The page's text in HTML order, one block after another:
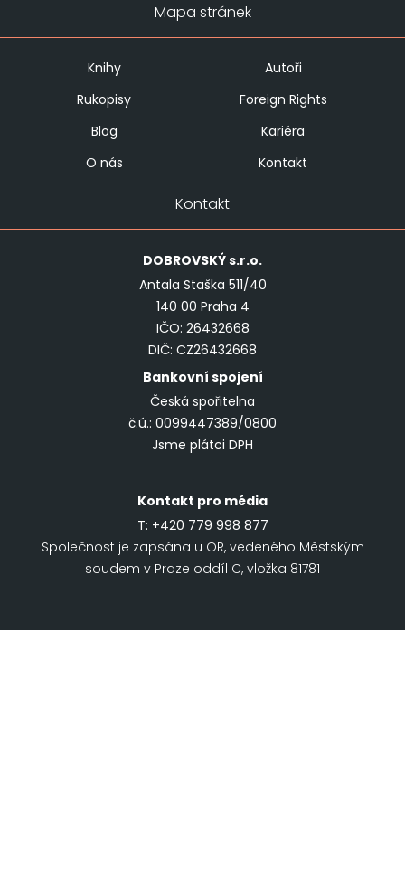
Mapa stránek
Knihy
Autoři
Rukopisy
Foreign Rights
Blog
Kariéra
O nás
Kontakt
Kontakt
DOBROVSKÝs.r.o.
Antala Staška 511/40
140 00 Praha 4
IČO: 26432668
DIČ: CZ26432668
Bankovní spojení
Česká spořitelna
č.ú.: 0099447389/0800
Jsme plátci DPH
Kontakt pro média
T: +420 779 998 877
Společnost je zapsána u OR, vedeného Městským
soudem v Praze oddíl C, vložka 81781